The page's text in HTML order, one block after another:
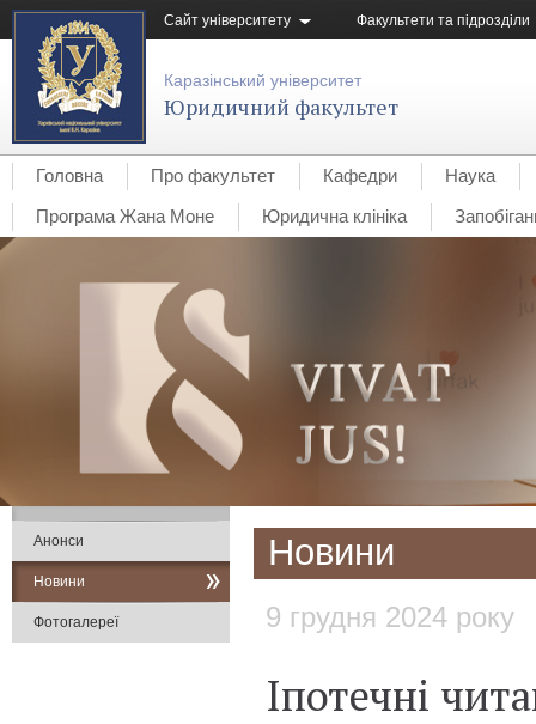
Сайт університету Факультети та підрозділи
Каразінський університет
Юридичний факультет
Головна Про факультет Кафедри
Наука
Програма Жана Моне
Юридична клініка
Новини
9 грудня 2024 року
Іпотечні
Анонси
Новини
Фотогалереї